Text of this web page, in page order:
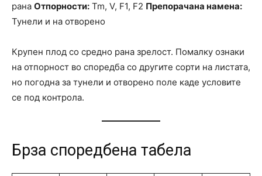
рана Отпорности: Tm, V, F1, F2 Препорачана намена:
Тунели и на отворено
Крупен плод со средно ранa зрелост. Помалку ознаки
на отпорност во споредба со другите сорти на листата,
но погодна за тунели и отворено поле каде условите
се под контрола.
Брза споредбена табела